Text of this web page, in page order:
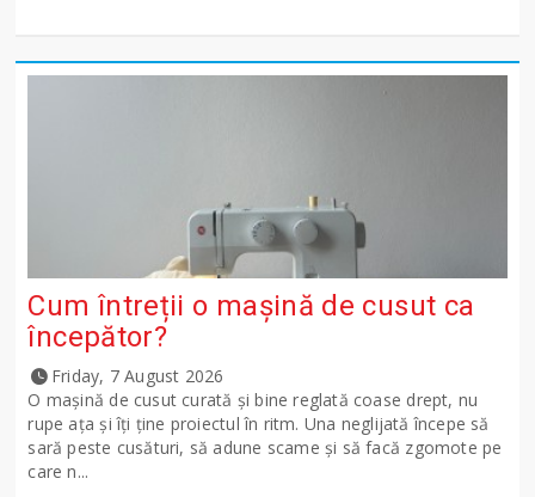
Cum întreții o mașină de cusut ca
începător?
Friday, 7 August 2026
O mașină de cusut curată și bine reglată coase drept, nu
rupe ața și îți ține proiectul în ritm. Una neglijată începe să
sară peste cusături, să adune scame și să facă zgomote pe
care n...